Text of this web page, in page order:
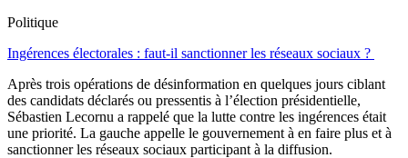
Politique
Ingérences électorales : faut-il sanctionner les réseaux sociaux ?
Après trois opérations de désinformation en quelques jours ciblant
des candidats déclarés ou pressentis à l’élection présidentielle,
Sébastien Lecornu a rappelé que la lutte contre les ingérences était
une priorité. La gauche appelle le gouvernement à en faire plus et à
sanctionner les réseaux sociaux participant à la diffusion.